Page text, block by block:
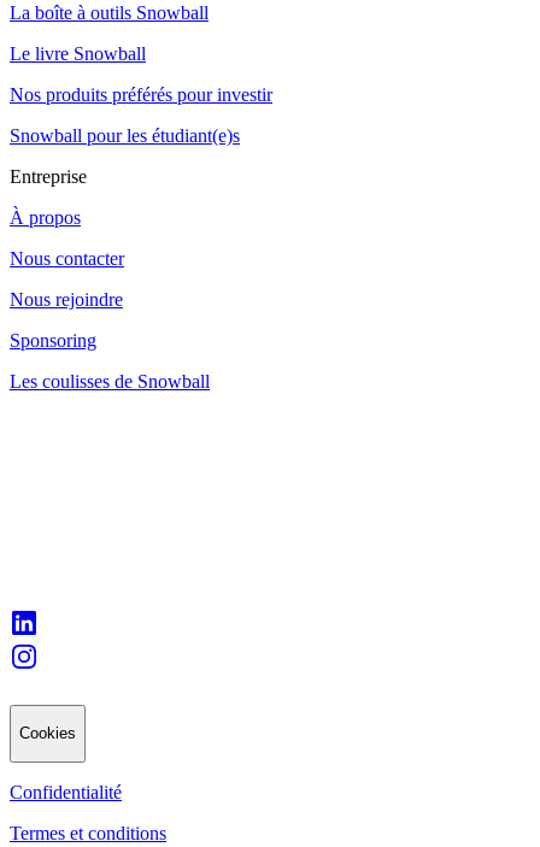
La boîte à outils Snowball
Le livre Snowball
Nos produits préférés pour investir
Snowball pour les étudiant(e)s
Entreprise
À propos
Nous contacter
Nous rejoindre
Sponsoring
Les coulisses de Snowball
Cookies
Confidentialité
Termes et conditions